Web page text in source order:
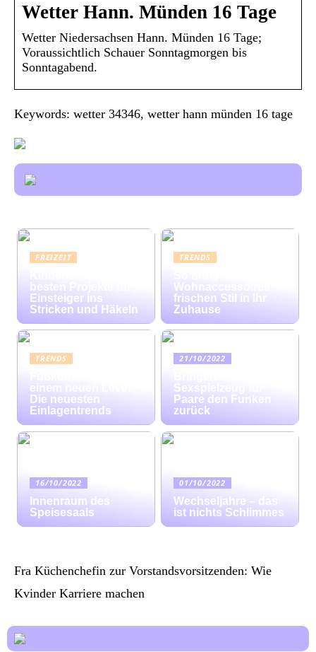
Wetter Hann. Münden 16 Tage
Wetter Niedersachsen Hann. Münden 16 Tage;
Voraussichtlich Schauer Sonntagmorgen bis
Sonntagabend.
Keywords: wetter 34346, wetter hann münden 16 tage
FREIZEIT
besten Projekte für
Einsteiger ins
Stricken und Häkeln
TRENDS
Wohnaccessoires
frischen Stil in Ihr
Zuhause
TRENDS
einem neuen Level:
Die neuesten
Einlagentrends
21/10/2022
Sexspielzeug für
Paare den Funken
zurück
16/10/2022
Innenraum des
Speisesaals
01/10/2022
Wechseljahre – das
ist nichts Schlimmes
Fra Küchenchefin zur Vorstandsvorsitzenden: Wie
Kvinder Karriere machen